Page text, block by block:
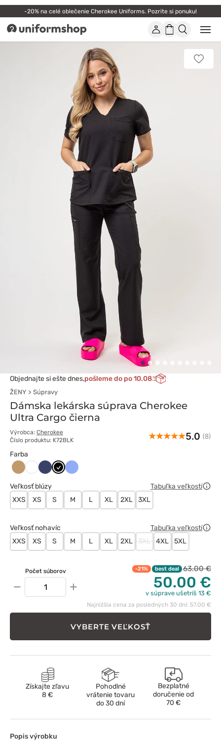
-20% na celé oblečenie Cherokee Uniforms. Pozrite si ponuku!
Uniformshop ÚčetNákupný
košík
alebo
Pridať
k
Objednajte si ešte dnes,pošleme do po 10.08
ŽENY Súpravy
Dámska lekárska súprava Cherokee
Ultra Cargo čierna
Výrobca: Cherokee
Číslo produktu: K72BLK
5.0 (8)
Farba
Beżowy
Biały Ciemny
CzarnyKlasyczny
Veľkosť blúzy
Tabuľka veľkostí
XXS
XS S M L XL 2XL 3XL
Veľkosť nohavíc
Tabuľka veľkostí
XXS
XS S M L XL 2XL 3XL 4XL 5XL
Počet súborov
− +
-21% best deal 63.00 €
50.00 €
v súprave ušetríš 13 €
Najnižšia cena za posledných 30 dní: 57.00 €
VYBERTE VEĽKOSŤ
Získajte zľavu
8 €
Pohodlné
vrátenie tovaru
do 30 dní
Bezplatné
doručenie od
70 €
Popis výrobku